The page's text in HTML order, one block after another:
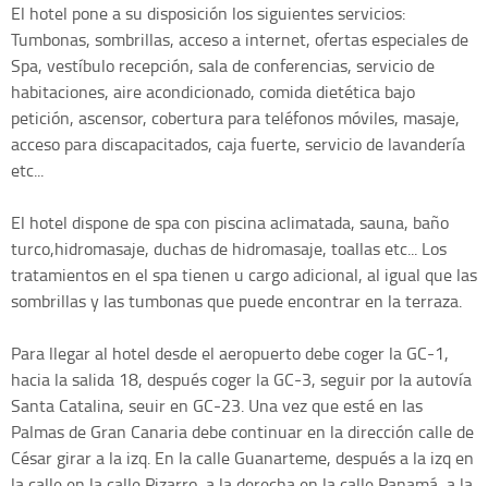
El hotel pone a su disposición los siguientes servicios:
Tumbonas, sombrillas, acceso a internet, ofertas especiales de
Spa, vestíbulo recepción, sala de conferencias, servicio de
habitaciones, aire acondicionado, comida dietética bajo
petición, ascensor, cobertura para teléfonos móviles, masaje,
acceso para discapacitados, caja fuerte, servicio de lavandería
etc...
El hotel dispone de spa con piscina aclimatada, sauna, baño
turco,hidromasaje, duchas de hidromasaje, toallas etc... Los
tratamientos en el spa tienen u cargo adicional, al igual que las
sombrillas y las tumbonas que puede encontrar en la terraza.
Para llegar al hotel desde el aeropuerto debe coger la GC-1,
hacia la salida 18, después coger la GC-3, seguir por la autovía
Santa Catalina, seuir en GC-23. Una vez que esté en las
Palmas de Gran Canaria debe continuar en la dirección calle de
César girar a la izq. En la calle Guanarteme, después a la izq en